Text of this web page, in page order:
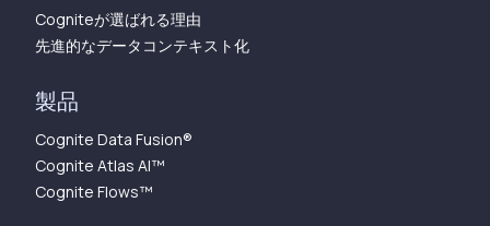
Cogniteが選ばれる理由
先進的なデータコンテキスト化
製品
Cognite Data Fusion®
Cognite Atlas AI™︎
Cognite Flows™︎